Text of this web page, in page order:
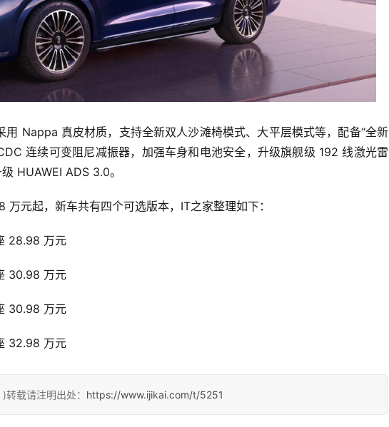
Nappa 真皮材质，支持全新双人沙滩椅模式、大平层模式等，配备“全新
连续可变阻尼减振器，加强车身和电池安全， 升级旗舰级 192 线激光雷
HUAWEI ADS 3.0。
元起， 新车共有四个可选版本，IT之家整理如下：
28.98 万元
30.98 万元
30.98 万元
32.98 万元
载请注明出处： https://www.ijikai.com/t/5251